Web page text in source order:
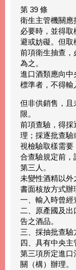
第 39 條
衛生主管機關應
必要時，並得
避或妨礙。但取
前項衛生抽查，
為之。
進口酒類應向中
標準者，不得輸
但非供銷售，
限。
前項查驗，得
理；採逐批查
視檢驗取樣需
合查驗規定前
第三人。
未變性酒精以
書面核放方式辦
一、輸入時曾經
二、原產國及
告之酒品。
三、採抽批查驗
四、具有中央主
第三項所定進
關（構）辦理。